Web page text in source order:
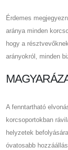
Érdemes
aránya minden
hogy a
arányokról, minden
A fenntartható
korcsoportokban
helyzetek
óvatosabb